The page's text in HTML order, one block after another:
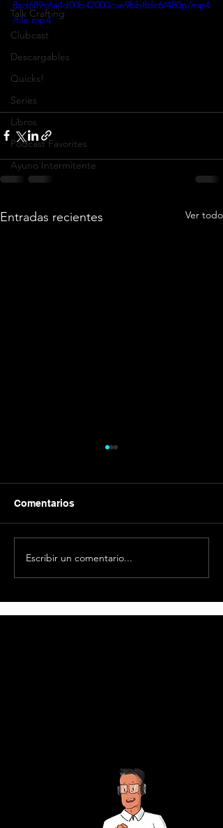
Talk Crafting
Clubcast
Descargables
Quicks!
Series
Libros
Podcast Favorites
Ayuno Intermitente
8ad689c6a4d00b42000cae9bb8dc6/480p/mp4
/file.mp4
Entradas recientes Ver todo
Galvánica
Comentarios
Escribir un comentario...